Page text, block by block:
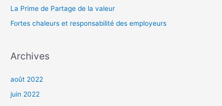
La Prime de Partage de la valeur
Fortes chaleurs et responsabilité des employeurs
Archives
août 2022
juin 2022